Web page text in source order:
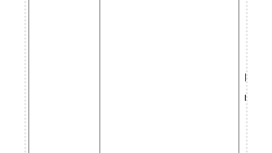
De